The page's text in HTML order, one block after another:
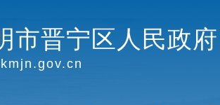
市晋宁区人民政府